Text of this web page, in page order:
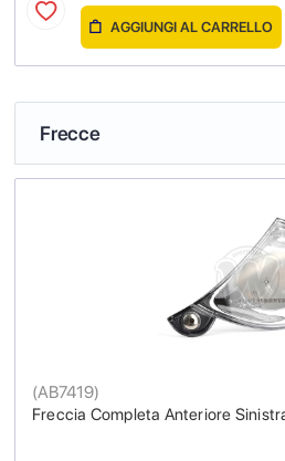
AGGIUNGI AL CARRELLO
Frecce
Freccia Completa Anteriore
(AB7419)